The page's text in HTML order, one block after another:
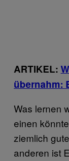
ARTIKEL:
übernahm:
Was lernen
einen
ziemlich
anderen ist